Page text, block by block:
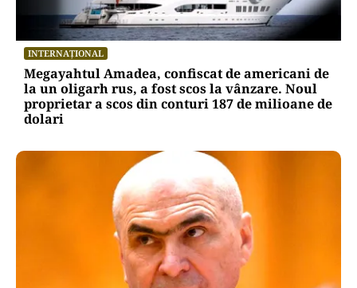
INTERNAȚIONAL
Megayahtul Amadea, confiscat de americani de
la un oligarh rus, a fost scos la vânzare. Noul
proprietar a scos din conturi 187 de milioane de
dolari